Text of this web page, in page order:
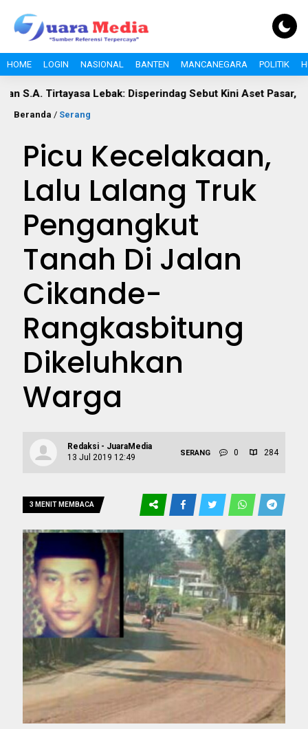
HOME LOGIN NASIONAL BANTEN MANCANEGARA POLITIK
Lebak: Disperindag Sebut Kini Aset Pasar, Keluhan Warga
Beranda / Serang
Picu Kecelakaan,
Lalu Lalang Truk
Pengangkut
Tanah Di Jalan
Cikande-
Rangkasbitung
Dikeluhkan
Warga
Redaksi - JuaraMedia
13 Jul 2019 12:49
SERANG 0 284
3 MENIT MEMBACA